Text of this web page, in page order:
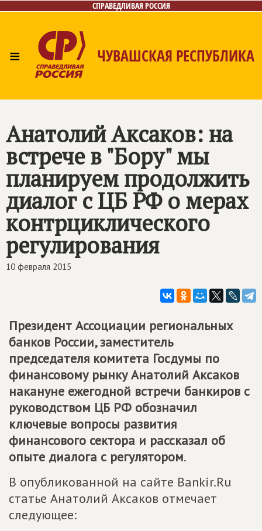
СПРАВЕДЛИВАЯ РОССИЯ
≡ ЧУВАШСКАЯ РЕСПУБЛИКА
Контакты
Анатолий Аксаков: на
встрече в "Бору" мы
планируем продолжить
диалог с ЦБ РФ о мерах
контрциклического
регулирования
10 февраля 2015
Президент Ассоциации региональных
банков России, заместитель
председателя комитета Госдумы по
финансовому рынку Анатолий Аксаков
накануне ежегодной встречи банкиров с
руководством ЦБ РФ обозначил
ключевые вопросы развития
финансового сектора и рассказал об
опыте диалога с регулятором.
В опубликованной на сайте Bankir.Ru
статье Анатолий Аксаков отмечает
следующее: